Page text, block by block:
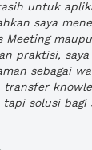
untuk
saya
Meeting
praktisi,
sebagai
solusi bagi